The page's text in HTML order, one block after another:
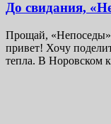
До свидания,
Прощай,
привет! Хочу
тепла. В Норовском